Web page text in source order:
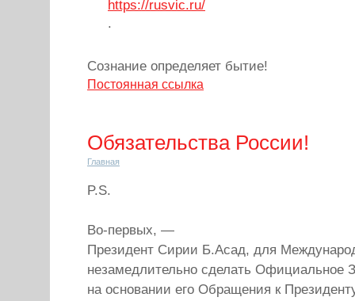
https://rusvic.ru/
.
Сознание определяет бытие!
Постоянная ссылка
Обязательства России!
Главная
P.S.
Во-первых, —
Президент Сирии Б.Асад, для
незамедлительно сделать Официальное
на основании его Обращения к